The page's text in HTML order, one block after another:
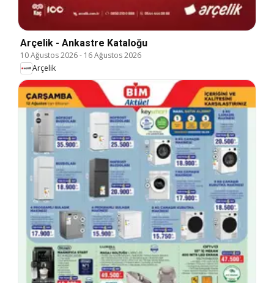
Arçelik - Ankastre Kataloğu
10 Ağustos 2026- 16 Ağustos 2026
Arçelik